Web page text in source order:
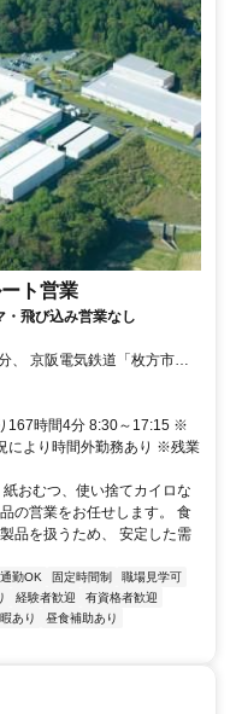
ト営業
飛び込み営業なし
、 京阪電気鉄道「枚方市
167時間4分 8:30～17:15 ※
より時間外勤務あり ※残業
おむつ、使い捨てカイロな
の営業をお任せします。 食
品を扱うため、 安定した需
勤OK 固定時間制
職場見学可
経験者歓迎
有資格者歓迎
あり
昼食補助あり